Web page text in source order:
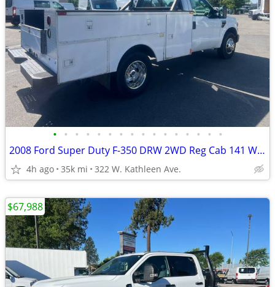
• • • • • • • • • • • • • • • •
2008 Ford Super Duty F-350 DRW 2WD Reg Cab 141 WB 60 CA XLT
4h ago 35k mi 322 W. Kathleen Ave.
$67,988